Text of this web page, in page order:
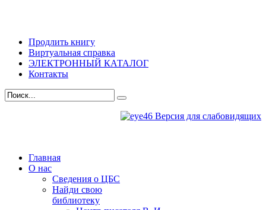
Продлить книгу
Виртуальная справка
ЭЛЕКТРОННЫЙ КАТАЛОГ
Контакты
Версия для слабовидящих
Главная
О нас
Сведения о ЦБС
Найди свою
библиотеку